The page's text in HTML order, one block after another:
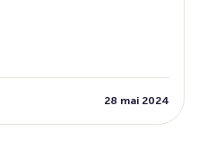
28 mai 2024